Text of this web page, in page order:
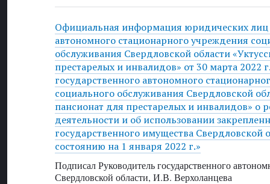
Официальная информация юридических лиц
автономного стационарного учреждения
обслуживания Свердловской области
престарелых и инвалидов» от 30 марта 2022
государственного автономного
социального обслуживания Свердловской
пансионат для престарелых и инвалидов» о
деятельности и об использовании
государственного имущества Свердловской
состоянию на 1 января 2022 г.»
Подписал Руководитель государственного
Свердловской области, И.В. Верхоланцева